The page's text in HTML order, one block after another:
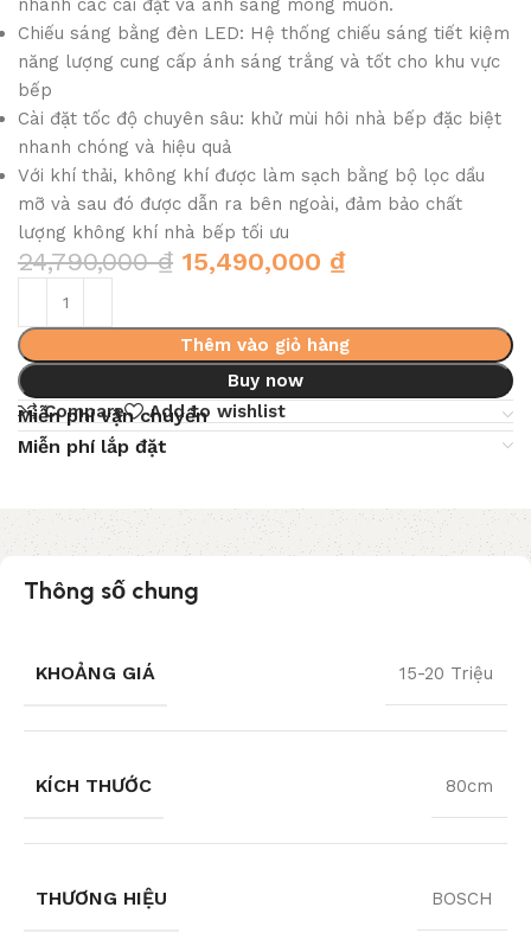
nhanh các cài đặt và ánh sáng mong muốn.
Chiếu sáng bằng đèn LED: Hệ thống chiếu sáng tiết kiệm
năng lượng cung cấp ánh sáng trắng và tốt cho khu vực
bếp
Cài đặt tốc độ chuyên sâu: khử mùi hôi nhà bếp đặc biệt
nhanh chóng và hiệu quả
Với khí thải, không khí được làm sạch bằng bộ lọc dầu
mỡ và sau đó được dẫn ra bên ngoài, đảm bảo chất
lượng không khí nhà bếp tối ưu
24,790,000₫ 15,490,000 ₫
Thêm vào giỏ hàng
Buy now
Compare
Add to wishlist
Miễn phí vận chuyển
Miễn phí lắp đặt
Thông số chung
KHOẢNG GIÁ 15-20 Triệu
KÍCH THƯỚC 80cm
THƯƠNG HIỆU BOSCH